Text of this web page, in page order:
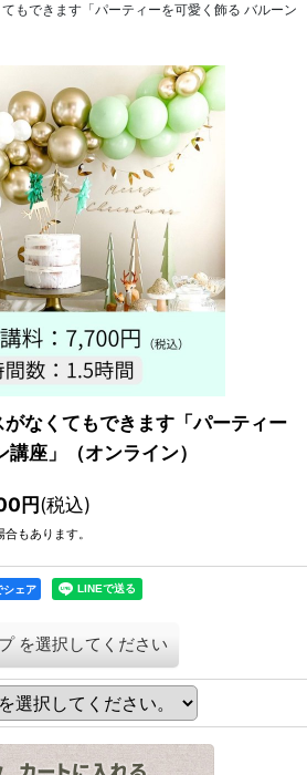
てもできます「パーティーを可愛く飾る バルーン
がなくてもできます「パーティー
座」（オンライン）
円(税込)
もあります。
ェア
を選択してください